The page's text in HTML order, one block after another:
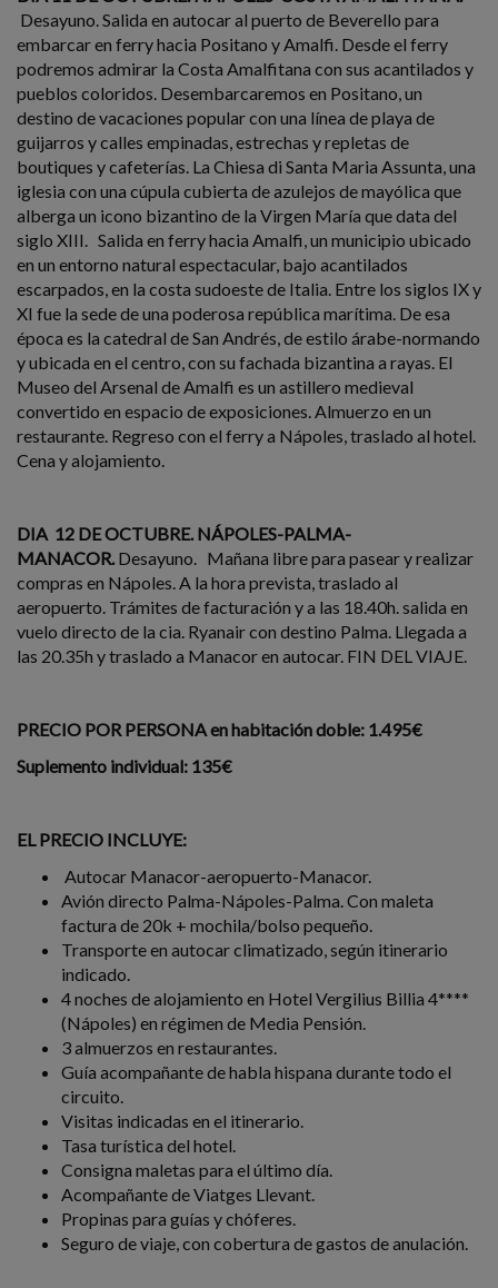
Desayuno. Salida en autocar al puerto de Beverello para
embarcar en ferry hacia Positano y Amalfi. Desde el ferry
podremos admirar la Costa Amalfitana con sus acantilados y
pueblos coloridos. Desembarcaremos en Positano, un
destino de vacaciones popular con una línea de playa de
guijarros y calles empinadas, estrechas y repletas de
boutiques y cafeterías. La Chiesa di Santa Maria Assunta, una
iglesia con una cúpula cubierta de azulejos de mayólica que
alberga un icono bizantino de la Virgen María que data del
siglo XIII. Salida en ferry hacia Amalfi, un municipio ubicado
en un entorno natural espectacular, bajo acantilados
escarpados, en la costa sudoeste de Italia. Entre los siglos IX y
XI fue la sede de una poderosa república marítima. De esa
época es la catedral de San Andrés, de estilo árabe-normando
y ubicada en el centro, con su fachada bizantina a rayas. El
Museo del Arsenal de Amalfi es un astillero medieval
convertido en espacio de exposiciones. Almuerzo en un
restaurante. Regreso con el ferry a Nápoles, traslado al hotel.
Cena y alojamiento.
DIA 12 DE OCTUBRE. NÁPOLES-PALMA-
MANACOR. Desayuno. Mañana libre para pasear y realizar
compras en Nápoles. A la hora prevista, traslado al
aeropuerto. Trámites de facturación y a las 18.40h. salida en
vuelo directo de la cia. Ryanair con destino Palma. Llegada a
las 20.35h y traslado a Manacor en autocar. FIN DEL VIAJE.
PRECIO POR PERSONA en habitación doble: 1.495€
Suplemento individual: 135€
EL PRECIO INCLUYE:
Autocar Manacor-aeropuerto-Manacor.
Avión directo Palma-Nápoles-Palma. Con maleta
factura de 20k + mochila/bolso pequeño.
Transporte en autocar climatizado, según itinerario
indicado.
4 noches de alojamiento en Hotel Vergilius Billia 4****
(Nápoles) en régimen de Media Pensión.
3 almuerzos en restaurantes.
Guía acompañante de habla hispana durante todo el
circuito.
Visitas indicadas en el itinerario.
Tasa turística del hotel.
Consigna maletas para el último día.
Acompañante de Viatges Llevant.
Propinas para guías y chóferes.
Seguro de viaje, con cobertura de gastos de anulación.